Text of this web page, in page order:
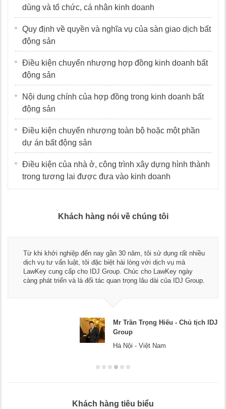
dùng và tổ chức, cá nhân kinh doanh
Quy định về quyền và nghĩa vụ của sàn giao dịch bất
động sản
Điều kiện chuyển nhượng hợp đồng kinh doanh bất
động sản
Nội dung chính của hợp đồng trong kinh doanh bất
động sản
Điều kiện chuyển nhượng toàn bộ hoặc một phần
dự án bất động sản
Điều kiện của nhà ở, công trình xây dựng hình thành
trong tương lai được đưa vào kinh doanh
Khách hàng nói về chúng tôi
Từ khi khởi nghiệp đến nay gần 30 năm, tôi sử dụng rất nhiều
dịch vụ tư vấn luật, tôi đặc biệt hài lòng với dịch vụ mà
LawKey cung cấp cho IDJ Group. Chúc cho LawKey ngày
càng phát triển và là đối tác quan trọng lâu dài của IDJ Group.
Mr Trần Trọng Hiếu - Chủ tịch IDJ
Group
Hà Nội - Việt Nam
Khách hàng tiêu biểu